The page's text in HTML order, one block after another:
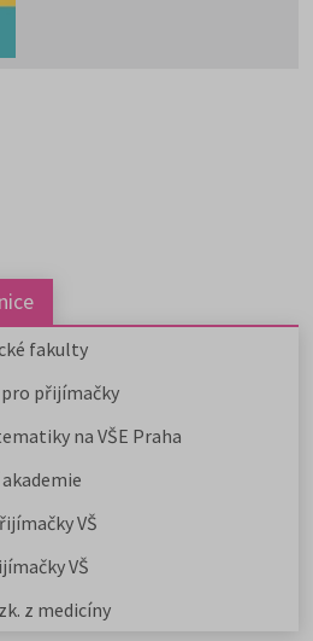
dále v nabídce na 9 soukromých
můžete studovat na 9
fakultách, dvou institutech a
vysokých školách od uměleckých
po ekonomické či technické.
Pedagogicky zaměřené obory
nabízejí také soukromé vysoké
školy.
zaměřené obory a
uvádíme v samostatném článku.
Chystáte se na humanitní
Stáhněte si zdarma e-book s
přehledem humanitních fakult,
fakulty
přijímačky
na VŠE Praha
VŠ
VŠ
z medicíny